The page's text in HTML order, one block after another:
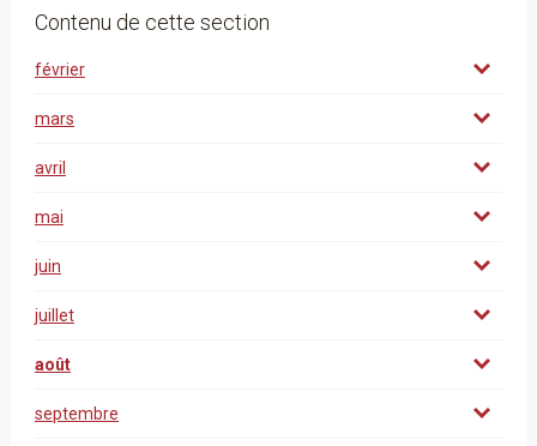
Contenu de cette section
février
mars
avril
mai
juin
juillet
août
septembre